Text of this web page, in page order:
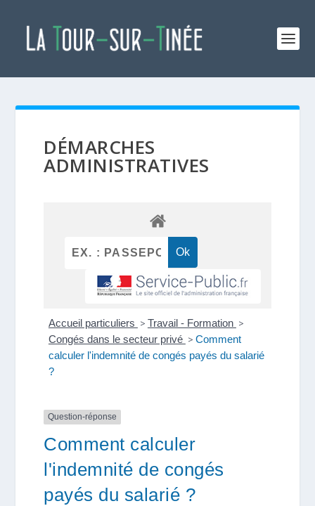
DÉMARCHES
ADMINISTRATIVES
Accueil particuliers > Travail - Formation >
Congés dans le secteur privé > Comment
calculer l'indemnité de congés payés du salarié
?
Question-réponse
Comment calculer
l'indemnité de congés
payés du salarié ?